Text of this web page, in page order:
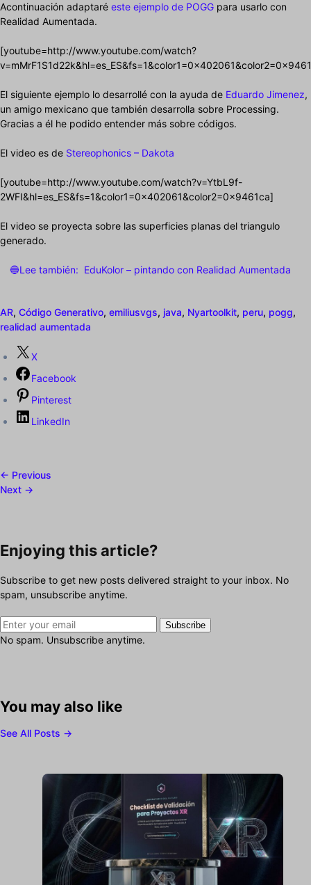
Acontinuación adaptaré este ejemplo de POGG para usarlo con
Realidad Aumentada.
[youtube=http://www.youtube.com/watch?
El siguiente ejemplo lo desarrollé con la ayuda de Eduardo Jimenez,
un amigo mexicano que también desarrolla sobre Processing.
Gracias a él he podido entender más sobre códigos.
El video es de Stereophonics – Dakota
[youtube=http://www.youtube.com/watch?v=YtbL9f-
2WFI&hl=es_ES&fs=1&color1=0x402061&color2=0x9461ca]
El video se proyecta sobre las superficies planas del triangulo
generado.
🔵Lee también: EduKolor – pintando con Realidad Aumentada
AR, Código Generativo, emiliusvgs, java, Nyartoolkit, peru, pogg,
realidad aumentada
X
Facebook
Pinterest
LinkedIn
← Previous
Next →
Enjoying this article?
Subscribe to get new posts delivered straight to your inbox. No
spam, unsubscribe anytime.
Subscribe
No spam. Unsubscribe anytime.
You may also like
See All Posts →